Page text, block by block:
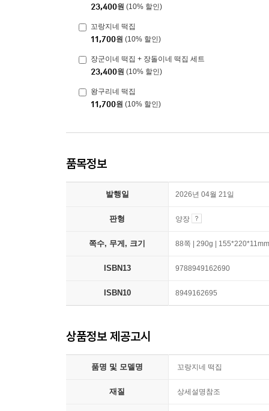
23,400원 (10% 할인)
꼬랑지네 떡집
11,700원 (10% 할인)
장군이네 떡집 + 장돌이네 떡집 세트
23,400원 (10% 할인)
왕구리네 떡집
11,700원 (10% 할인)
품목정보
발행일 2026년 04월 21일
판형 양장
쪽수, 무게, 크기 88쪽 | 290g | 155*220*11mm
ISBN13 9788949162690
ISBN10 8949162695
상품정보 제공고시
품명 및 모델명 꼬랑지네 떡집
재질 상세설명참조